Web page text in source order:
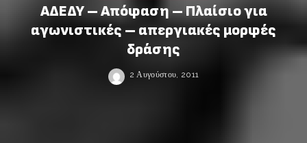
ΑΔΕΔΥ – Απόφαση – Πλαίσιο για
αγωνιστικές – απεργιακές μορφές
δράσης
2 Αυγούστου, 2011